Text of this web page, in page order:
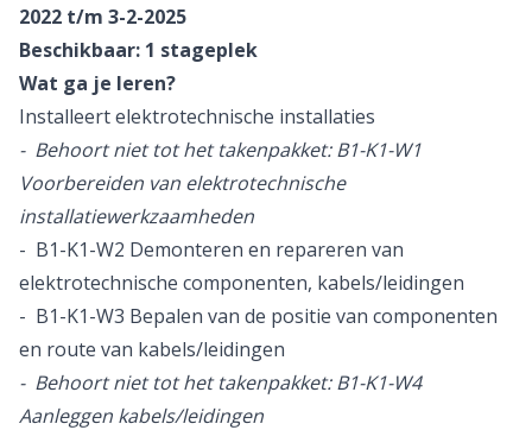
2022 t/m 3-2-2025
Beschikbaar: 1 stageplek
Wat ga je leren?
Installeert elektrotechnische installaties
- Behoort niet tot het takenpakket: B1-K1-W1
Voorbereiden van elektrotechnische
installatiewerkzaamheden
- B1-K1-W2 Demonteren en repareren van
elektrotechnische componenten, kabels/leidingen
- B1-K1-W3 Bepalen van de positie van componenten
en route van kabels/leidingen
- Behoort niet tot het takenpakket: B1-K1-W4
Aanleggen kabels/leidingen